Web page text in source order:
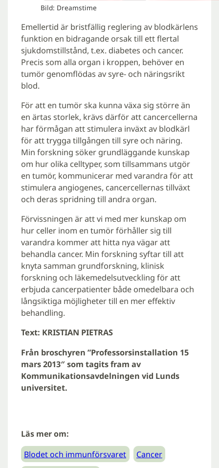
Bild: Dreamstime
Emellertid är bristfällig reglering av blodkärlens
funktion en bidragande orsak till ett flertal
sjukdomstillstånd, t.ex. diabetes och cancer.
Precis som alla organ i kroppen, behöver en
tumör genomflödas av syre- och näringsrikt
blod.
För att en tumör ska kunna växa sig större än
en ärtas storlek, krävs därför att cancercellerna
har förmågan att stimulera inväxt av blodkärl
för att trygga tillgången till syre och näring.
Min forskning söker grundläggande kunskap
om hur olika celltyper, som tillsammans utgör
en tumör, kommunicerar med varandra för att
stimulera angiogenes, cancercellernas tillväxt
och deras spridning till andra organ.
Förvissningen är att vi med mer kunskap om
hur celler inom en tumör förhåller sig till
varandra kommer att hitta nya vägar att
behandla cancer. Min forskning syftar till att
knyta samman grundforskning, klinisk
forskning och läkemedelsutveckling för att
erbjuda cancerpatienter både omedelbara och
långsiktiga möjligheter till en mer effektiv
behandling.
Text: KRISTIAN PIETRAS
Från broschyren ”Professorsinstallation 15
mars 2013″ som tagits fram av
Kommunikationsavdelningen vid Lunds
universitet.
Läs mer om:
Blodet och immunförsvaret
Cancer